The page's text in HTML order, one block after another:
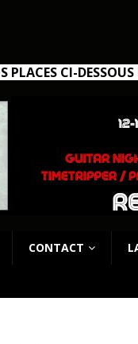
PLACES CI-
CONTACT